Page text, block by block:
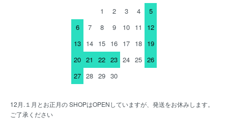
1
2 3 4
5
6
7 8 9 10 11
12
13 14 15 16 17 18 19
20 21 22 23 24 25 26
27 28 29 30
12月.１月とお正月の SHOPはOPENしていますが、発送をお休みします。
ご了承ください